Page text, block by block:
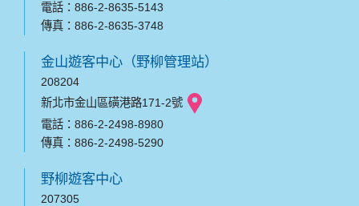
電話：886-2-8635-5143
傳真：886-2-8635-3748
金山遊客中心（野柳管理站）
208204
新北市金山區磺港路171-2號
電話：886-2-2498-8980
傳真：886-2-2498-5290
野柳遊客中心
207305